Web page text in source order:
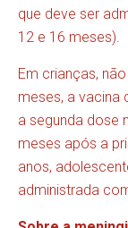
que deve ser
12 e 16 meses).
Em crianças,
meses, a vacina
a segunda dose
meses após a
anos,
administrada